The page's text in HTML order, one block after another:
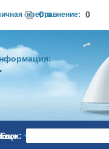
Еще
офертаСравнение: 0